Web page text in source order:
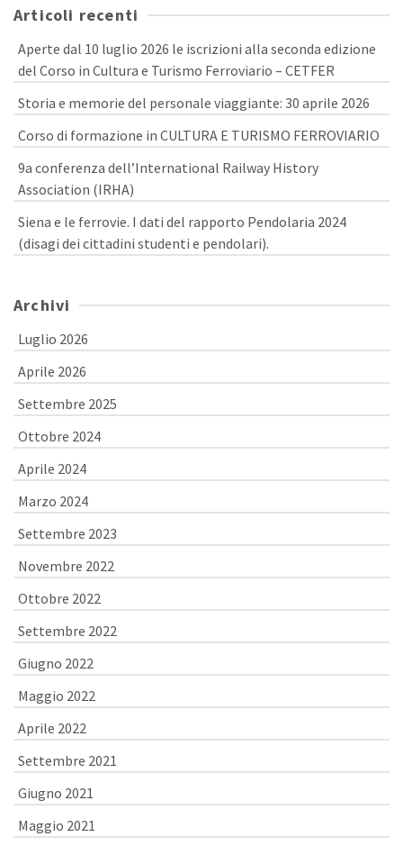
Articoli recenti
Aperte dal 10 luglio 2026 le iscrizioni alla seconda edizione
del Corso in Cultura e Turismo Ferroviario – CETFER
Storia e memorie del personale viaggiante: 30 aprile 2026
Corso di formazione in CULTURA E TURISMO FERROVIARIO
9a conferenza dell’International Railway History
Association (IRHA)
Siena e le ferrovie. I dati del rapporto Pendolaria 2024
(disagi dei cittadini studenti e pendolari).
Archivi
Luglio 2026
Aprile 2026
Settembre 2025
Ottobre 2024
Aprile 2024
Marzo 2024
Settembre 2023
Novembre 2022
Ottobre 2022
Settembre 2022
Giugno 2022
Maggio 2022
Aprile 2022
Settembre 2021
Giugno 2021
Maggio 2021